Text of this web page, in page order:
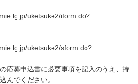
uketsuke2/iform.do?
uketsuke2/sform.do?
応募申込書に必要事項を記入のうえ、持
んでください。